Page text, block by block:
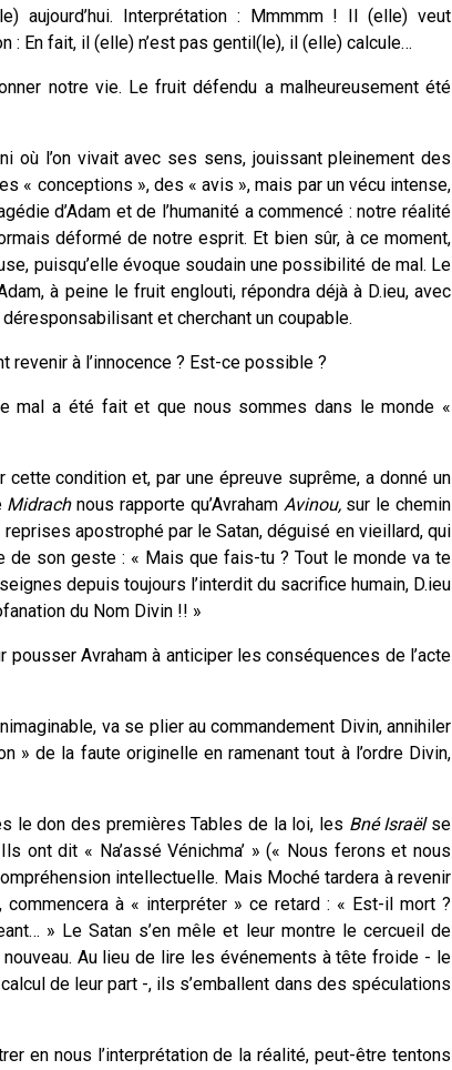
aujourd’hui. Interprétation: Mmmmm ! Il (elle) veut
: En fait, il (elle) n’est pas gentil(le), il (elle) calcule…
notre vie. Le fruit défendu a malheureusement été
où l’on vivait avec ses sens, jouissant pleinement des
« conceptions », des « avis », mais par un vécu intense,
d’Adam et de l’humanité a commencé : notre réalité
déformé de notre esprit. Et bien sûr, à ce moment,
puisqu’elle évoque soudain une possibilité de mal. Le
à peine le fruit englouti, répondra déjà à D.ieu, avec
déresponsabilisant et cherchant un coupable.
revenir à l’innocence ? Est-ce possible ?
mal a été fait et que nous sommes dans le monde «
condition et, par une épreuve suprême, a donné un
Midrachnous rapporte qu’Avraham Avinou,sur le chemin
reprises apostrophé par le Satan, déguisé en vieillard, qui
de son geste : « Mais que fais-tu ? Tout le monde va te
depuis toujours l’interdit du sacrifice humain, D.ieu
du Nom Divin !! »
pousser Avraham à anticiper les conséquences de l’acte
va se plier au commandement Divin, annihiler
» de la faute originelle en ramenant tout à l’ordre Divin,
le don des premières Tables de la loi, les Bné Israëlse
ont dit « Na’assé Vénichma’ » (« Nous ferons et nous
intellectuelle. Mais Moché tardera à revenir
à « interpréter » ce retard : « Est-il mort ?
» Le Satan s’en mêle et leur montre le cercueil de
Au lieu de lire les événements à tête froide - le
de leur part -, ils s’emballent dans des spéculations
en nous l’interprétation de la réalité, peut-être tentons